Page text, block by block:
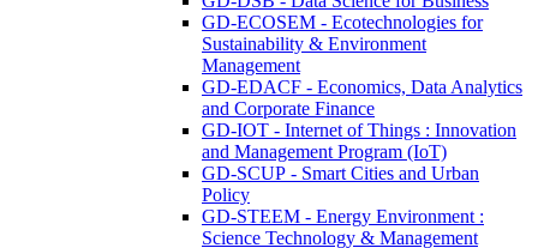
GD-ECOSEM - Ecotechnologies for
Sustainability & Environment
Management
GD-EDACF - Economics, Data Analytics
and Corporate Finance
GD-IOT - Internet of Things : Innovation
and Management Program (IoT)
GD-SCUP - Smart Cities and Urban
Policy
GD-STEEM - Energy Environment :
Science Technology & Management